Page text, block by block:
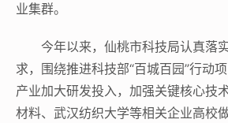
业集群。
今年以来，仙桃市科技局认真落
求，围绕推进科技部“百城百园”行动
产业加大研发投入，加强关键核心技
材料、武汉纺织大学等相关企业高校